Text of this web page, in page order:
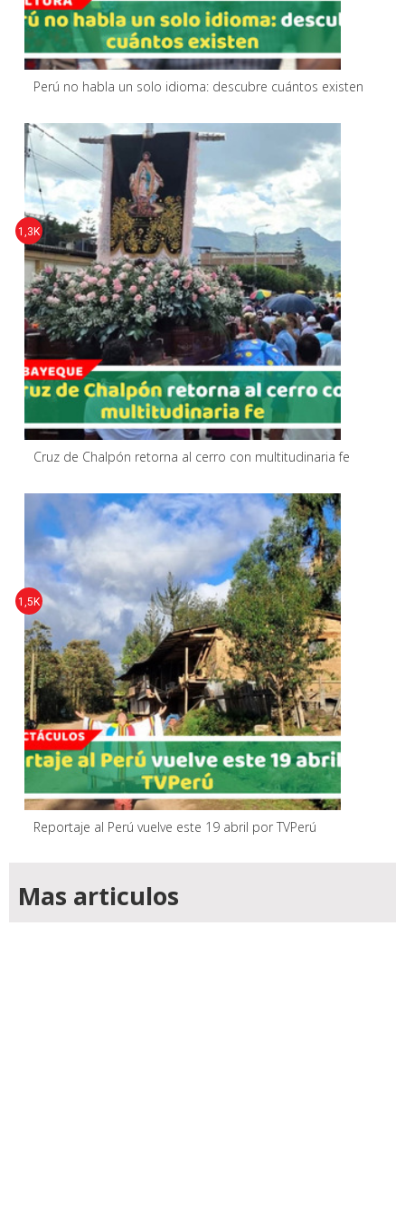
Perú no habla un solo idioma: descubre cuántos existen
Cruz de Chalpón retorna al cerro con multitudinaria fe
1,3K
Reportaje al Perú vuelve este 19 abril por TVPerú
1,5K
Mas articulos